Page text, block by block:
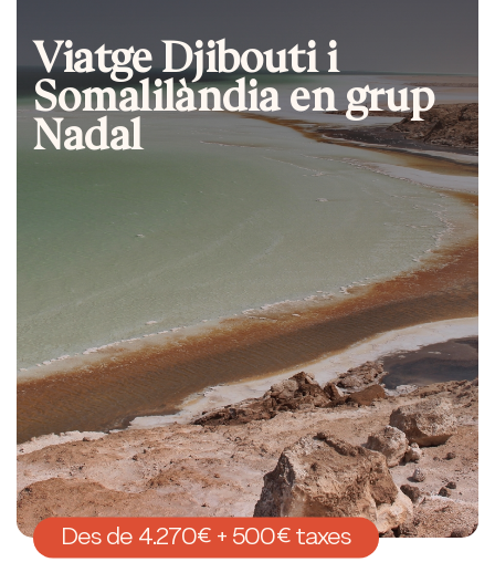
Viatge Djibouti i
Somalilàndia en grup
Nadal
Des de 4.270€ + 500€ taxes